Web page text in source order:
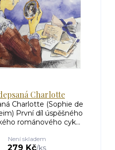
Charlotte
Charlotte (Sophie de
První díl úspěšného
románového cyk...
279 Kč/ks
Není skladem